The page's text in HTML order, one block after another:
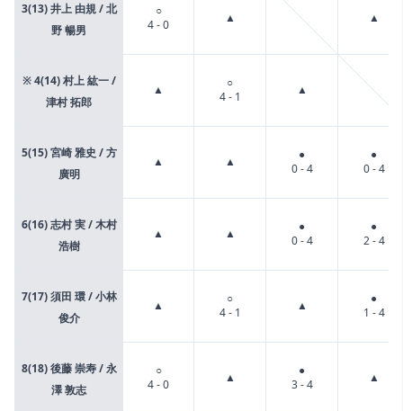
3(13) 井上 由規 / 北
野 暢男
○
4 - 0
▲ ▲
※ 4(14) 村上 紘一 /
津村 拓郎
▲
○
4 - 1
▲
5(15) 宮崎 雅史 / 方
廣明
▲ ▲
●
0 - 4
●
0 - 4
6(16) 志村 実 / 木村
浩樹
▲ ▲
●
0 - 4
●
2 - 4
7(17) 須田 環 / 小林
俊介
▲
○
4 - 1
▲
●
1 - 4
8(18) 後藤 崇寿 / 永
澤 敦志
○
4 - 0
▲
●
3 - 4
▲